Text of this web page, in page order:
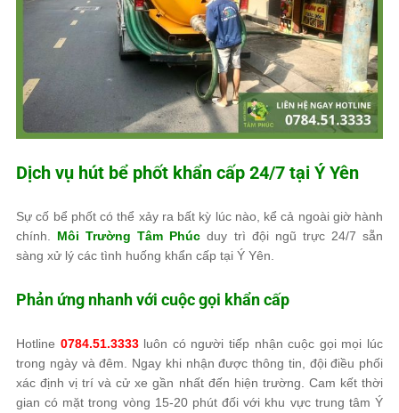
Dịch vụ hút bể phốt khẩn cấp 24/7 tại Ý Yên
Sự cố bể phốt có thể xảy ra bất kỳ lúc nào, kể cả ngoài giờ hành
chính. Môi Trường Tâm Phúc duy trì đội ngũ trực 24/7 sẵn
sàng xử lý các tình huống khẩn cấp tại Ý Yên.
Phản ứng nhanh với cuộc gọi khẩn cấp
Hotline 0784.51.3333luôn có người tiếp nhận cuộc gọi mọi lúc
trong ngày và đêm. Ngay khi nhận được thông tin, đội điều phối
xác định vị trí và cử xe gần nhất đến hiện trường. Cam kết thời
gian có mặt trong vòng 15-20 phút đối với khu vực trung tâm Ý